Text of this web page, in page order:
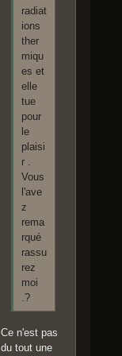
radiat
ions
ther
miqu
es et
elle
tue
pour
le
plaisi
r .
Vous
l'ave
z
rema
rqué
rassu
rez
moi
.?
Ce n'est pas
du tout une